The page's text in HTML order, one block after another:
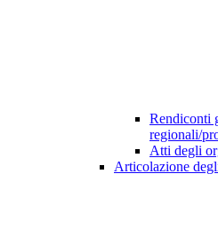
Rendiconti
regionali/
Atti degli
Articolazione